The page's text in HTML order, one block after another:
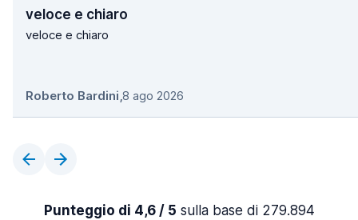
veloce e chiaro
veloce e chiaro
Roberto Bardini,8 ago 2026
Punteggio di 4,6 / 5 sulla base di 279.894